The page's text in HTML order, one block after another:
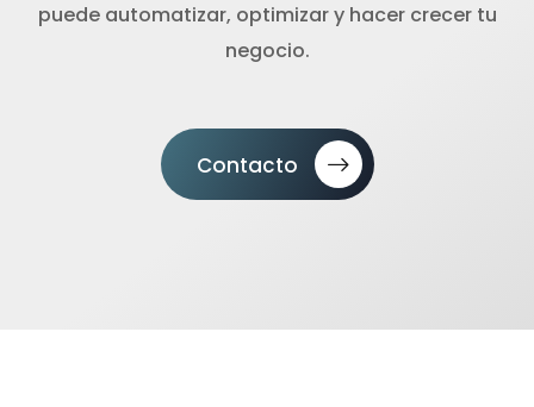
puede automatizar, optimizar y hacer crecer tu
negocio.
Contacto